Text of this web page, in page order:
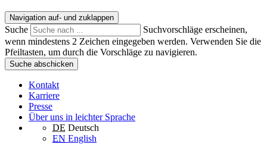
Navigation auf- und zuklappen
Suche
Suchvorschläge erscheinen,
wenn mindestens 2 Zeichen eingegeben werden. Verwenden Sie die
Pfeiltasten, um durch die Vorschläge zu navigieren.
Suche abschicken
Kontakt
Karriere
Presse
Über uns in leichter Sprache
DE Deutsch
EN English